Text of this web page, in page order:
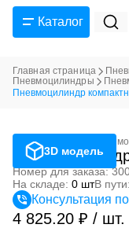
Каталог
Главная страница
Пневмоцилиндры
Пневмоцилиндр
3D модель
Фотография
Номер для заказа:
На складе: 0 штВ пути:
Консультация
4 825.20 ₽ / шт.